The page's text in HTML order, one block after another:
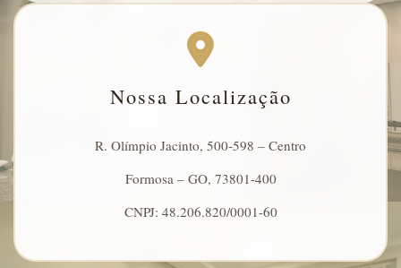
Nossa Localização
R. Olímpio Jacinto, 500-598 – Centro
Formosa – GO, 73801-400
CNPJ: 48.206.820/0001-60